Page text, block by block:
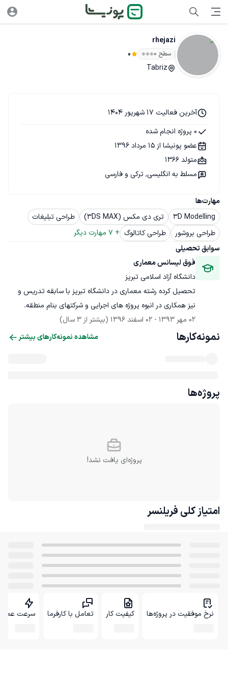
rhejazi
سطح ۰ 0
Tabriz
مهارت‌ها
3D Modelling
تری دی مکس (3DS MAX)
طراحی تبلیغات
طراحی بروشور
طراحی کاتالوگ +
7 مهارت دیگر
سوابق تحصیلی
فوق لیسانس معماری
دانشگاه آزاد اسلامی تبریز
تحصیل کرده رشته معماری در دانشگاه تبریز با سابقه تدریس و
نیز همکاری در انبوه پروژه های اجرایی و شرکتهای بنام منطقه.
02 مهر 1393
- 02 اسفند 1396 (بیشتر از 3 سال)
آخرین فعالیت 17 شهریور 1404
0 پروژه انجام شده
عضو پونیشا از 15 مرداد 1396
متولد 1366
مسلط به انگلیسی, ترکی و فارسی
نمونه‌کارها مشاهده نمونه‌کارهای بیشتر
پروژه‌ها
پروژه‌ای یافت نشد!
امتیاز کلی فریلنسر
نرخ موفقیت در پروژه‌ها کیفیت کار تعامل با کارفرما سرعت عمل